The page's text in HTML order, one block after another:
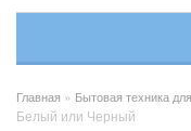
Главная » Бытовая техника
Белый или Черный